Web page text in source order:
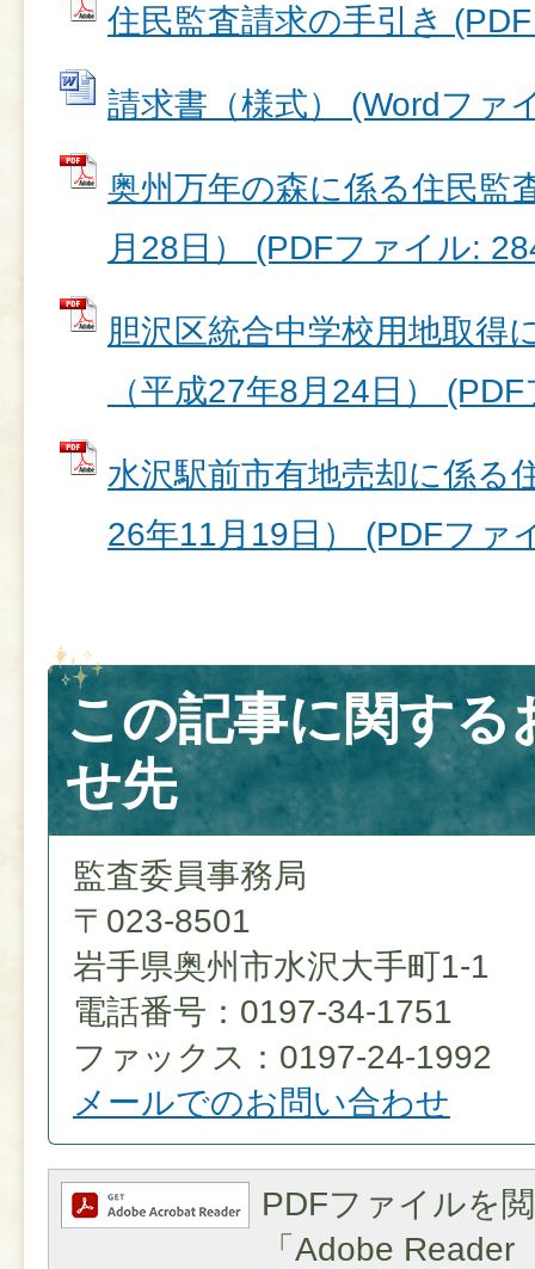
住民監査請求の手引き
請求書（様式） (Wordファ
奥州万年の森に係る住民監
月28日） (PDFファイル:
胆沢区統合中学校用地取得
（平成27年8月24日）
水沢駅前市有地売却に係る
26年11月19日） (PDFファ
この記事に関する
せ先
監査委員事務局
〒023-8501
岩手県奥州市水沢大手町1-1
電話番号：0197-34-1751
ファックス：0197-24-1992
メールでのお問い合わせ
PDFファイルを
「Adobe Reader